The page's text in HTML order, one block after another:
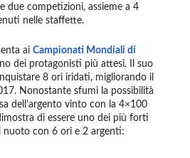
due competizioni, assieme a 4
nelle staffette.
ai Campionati Mondiali di
dei protagonisti più attesi. Il suo
8 ori iridati, migliorando il
Nonostante sfumi la possibilità
dell’argento vinto con la 4×100
di essere uno dei più forti
nuoto con 6 ori e 2 argenti: